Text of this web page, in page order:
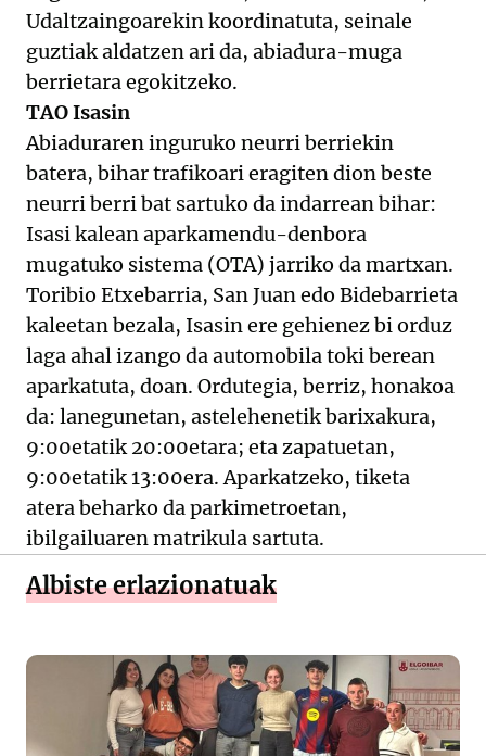
Udaltzaingoarekin koordinatuta, seinale
guztiak aldatzen ari da, abiadura-muga
berrietara egokitzeko.
TAO Isasin
Abiaduraren inguruko neurri berriekin
batera, bihar trafikoari eragiten dion beste
neurri berri bat sartuko da indarrean bihar:
Isasi kalean aparkamendu-denbora
mugatuko sistema (OTA) jarriko da martxan.
Toribio Etxebarria, San Juan edo Bidebarrieta
kaleetan bezala, Isasin ere gehienez bi orduz
laga ahal izango da automobila toki berean
aparkatuta, doan. Ordutegia, berriz, honakoa
da: lanegunetan, astelehenetik barixakura,
9:00etatik 20:00etara; eta zapatuetan,
9:00etatik 13:00era. Aparkatzeko, tiketa
atera beharko da parkimetroetan,
ibilgailuaren matrikula sartuta.
Albiste erlazionatuak